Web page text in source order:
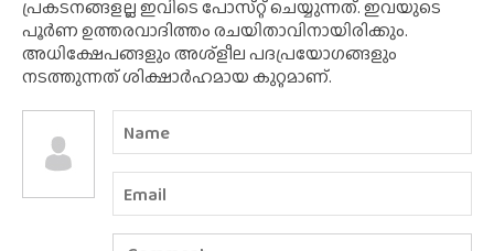
പ്രകടനങ്ങളല്ല ഇവിടെ പോസ്‌റ്റ് ചെയ്യുന്നത്. ഇവയുടെ
പൂർണ ഉത്തരവാദിത്തം രചയിതാവിനായിരിക്കും.
അധിക്ഷേപങ്ങളും അശ്‌ളീല പദപ്രയോഗങ്ങളും
നടത്തുന്നത് ശിക്ഷാർഹമായ കുറ്റമാണ്.